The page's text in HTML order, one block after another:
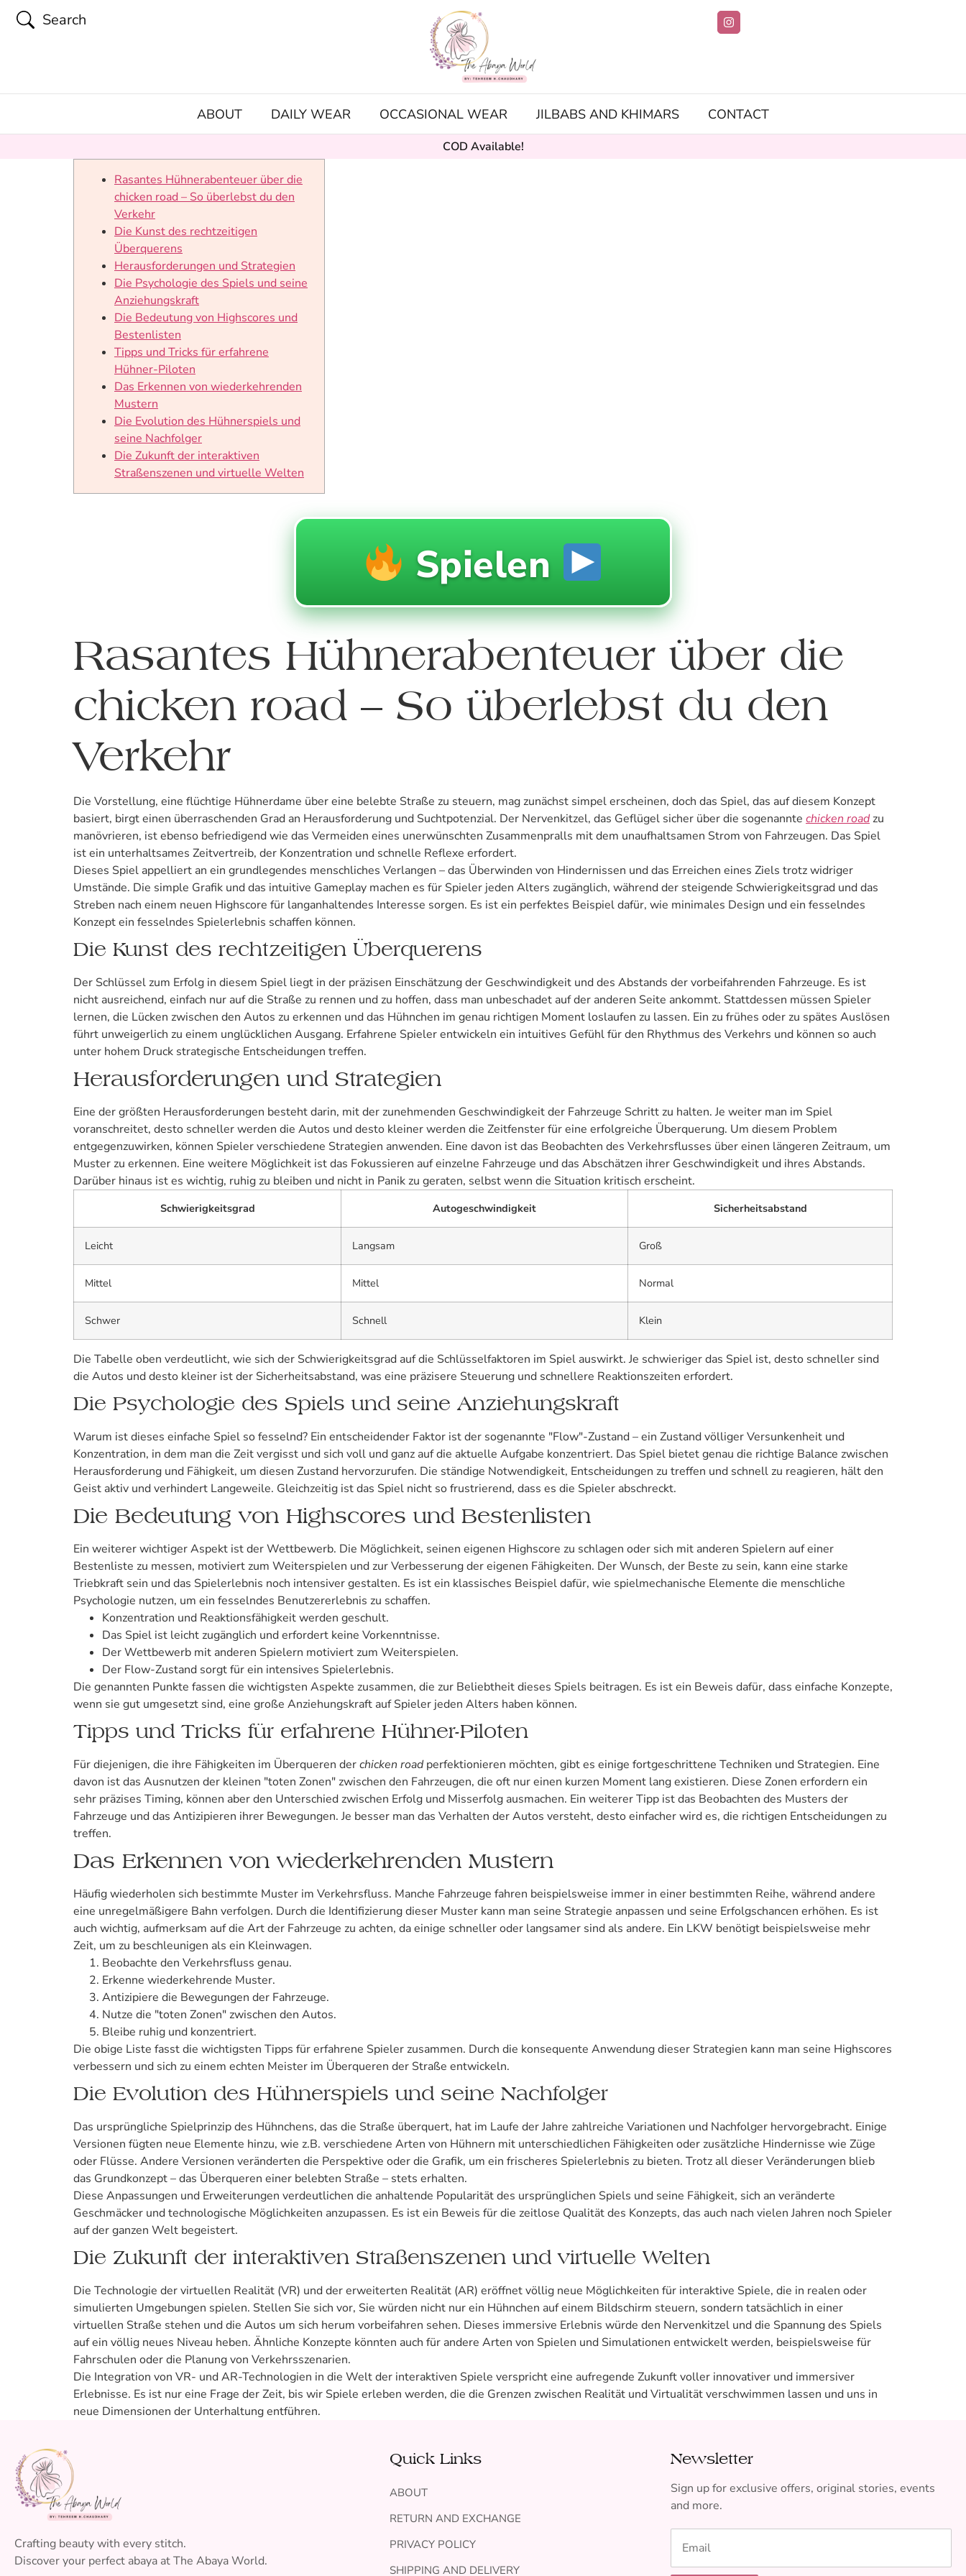
Search
ABOUT DAILY WEAR OCCASIONAL WEAR JILBABS AND KHIMARS CONTACT
COD Available!
Rasantes Hühnerabenteuer über die
chicken road – So überlebst du den
Verkehr
Die Kunst des rechtzeitigen
Überquerens
Herausforderungen und Strategien
Die Psychologie des Spiels und seine
Anziehungskraft
Die Bedeutung von Highscores und
Bestenlisten
Tipps und Tricks für erfahrene
Hühner-Piloten
Das Erkennen von wiederkehrenden
Mustern
Die Evolution des Hühnerspiels und
seine Nachfolger
Die Zukunft der interaktiven
Straßenszenen und virtuelle Welten
Spielen
Rasantes Hühnerabenteuer über die
chicken road – So überlebst du den
Verkehr
Die Vorstellung, eine flüchtige Hühnerdame über eine belebte Straße zu steuern, mag zunächst simpel erscheinen, doch das Spiel, das auf diesem Konzept
basiert, birgt einen überraschenden Grad an Herausforderung und Suchtpotenzial. Der Nervenkitzel, das Geflügel sicher über die sogenannte chicken roadzu
manövrieren, ist ebenso befriedigend wie das Vermeiden eines unerwünschten Zusammenpralls mit dem unaufhaltsamen Strom von Fahrzeugen. Das Spiel
ist ein unterhaltsames Zeitvertreib, der Konzentration und schnelle Reflexe erfordert.
Dieses Spiel appelliert an ein grundlegendes menschliches Verlangen – das Überwinden von Hindernissen und das Erreichen eines Ziels trotz widriger
Umstände. Die simple Grafik und das intuitive Gameplay machen es für Spieler jeden Alters zugänglich, während der steigende Schwierigkeitsgrad und das
Streben nach einem neuen Highscore für langanhaltendes Interesse sorgen. Es ist ein perfektes Beispiel dafür, wie minimales Design und ein fesselndes
Konzept ein fesselndes Spielerlebnis schaffen können.
Die Kunst des rechtzeitigen Überquerens
Der Schlüssel zum Erfolg in diesem Spiel liegt in der präzisen Einschätzung der Geschwindigkeit und des Abstands der vorbeifahrenden Fahrzeuge. Es ist
nicht ausreichend, einfach nur auf die Straße zu rennen und zu hoffen, dass man unbeschadet auf der anderen Seite ankommt. Stattdessen müssen Spieler
lernen, die Lücken zwischen den Autos zu erkennen und das Hühnchen im genau richtigen Moment loslaufen zu lassen. Ein zu frühes oder zu spätes Auslösen
führt unweigerlich zu einem unglücklichen Ausgang. Erfahrene Spieler entwickeln ein intuitives Gefühl für den Rhythmus des Verkehrs und können so auch
unter hohem Druck strategische Entscheidungen treffen.
Herausforderungen und Strategien
Eine der größten Herausforderungen besteht darin, mit der zunehmenden Geschwindigkeit der Fahrzeuge Schritt zu halten. Je weiter man im Spiel
voranschreitet, desto schneller werden die Autos und desto kleiner werden die Zeitfenster für eine erfolgreiche Überquerung. Um diesem Problem
entgegenzuwirken, können Spieler verschiedene Strategien anwenden. Eine davon ist das Beobachten des Verkehrsflusses über einen längeren Zeitraum, um
Muster zu erkennen. Eine weitere Möglichkeit ist das Fokussieren auf einzelne Fahrzeuge und das Abschätzen ihrer Geschwindigkeit und ihres Abstands.
Darüber hinaus ist es wichtig, ruhig zu bleiben und nicht in Panik zu geraten, selbst wenn die Situation kritisch erscheint.
Schwierigkeitsgrad Autogeschwindigkeit Sicherheitsabstand
Leicht Langsam Groß
Mittel Mittel Normal
Schwer Schnell Klein
Die Tabelle oben verdeutlicht, wie sich der Schwierigkeitsgrad auf die Schlüsselfaktoren im Spiel auswirkt. Je schwieriger das Spiel ist, desto schneller sind
die Autos und desto kleiner ist der Sicherheitsabstand, was eine präzisere Steuerung und schnellere Reaktionszeiten erfordert.
Die Psychologie des Spiels und seine Anziehungskraft
Warum ist dieses einfache Spiel so fesselnd? Ein entscheidender Faktor ist der sogenannte "Flow"-Zustand – ein Zustand völliger Versunkenheit und
Konzentration, in dem man die Zeit vergisst und sich voll und ganz auf die aktuelle Aufgabe konzentriert. Das Spiel bietet genau die richtige Balance zwischen
Herausforderung und Fähigkeit, um diesen Zustand hervorzurufen. Die ständige Notwendigkeit, Entscheidungen zu treffen und schnell zu reagieren, hält den
Geist aktiv und verhindert Langeweile. Gleichzeitig ist das Spiel nicht so frustrierend, dass es die Spieler abschreckt.
Die Bedeutung von Highscores und Bestenlisten
Ein weiterer wichtiger Aspekt ist der Wettbewerb. Die Möglichkeit, seinen eigenen Highscore zu schlagen oder sich mit anderen Spielern auf einer
Bestenliste zu messen, motiviert zum Weiterspielen und zur Verbesserung der eigenen Fähigkeiten. Der Wunsch, der Beste zu sein, kann eine starke
Triebkraft sein und das Spielerlebnis noch intensiver gestalten. Es ist ein klassisches Beispiel dafür, wie spielmechanische Elemente die menschliche
Psychologie nutzen, um ein fesselndes Benutzererlebnis zu schaffen.
Konzentration und Reaktionsfähigkeit werden geschult.
Das Spiel ist leicht zugänglich und erfordert keine Vorkenntnisse.
Der Wettbewerb mit anderen Spielern motiviert zum Weiterspielen.
Der Flow-Zustand sorgt für ein intensives Spielerlebnis.
Die genannten Punkte fassen die wichtigsten Aspekte zusammen, die zur Beliebtheit dieses Spiels beitragen. Es ist ein Beweis dafür, dass einfache Konzepte,
wenn sie gut umgesetzt sind, eine große Anziehungskraft auf Spieler jeden Alters haben können.
Tipps und Tricks für erfahrene Hühner-Piloten
Für diejenigen, die ihre Fähigkeiten im Überqueren derchicken roadperfektionieren möchten, gibt es einige fortgeschrittene Techniken und Strategien. Eine
davon ist das Ausnutzen der kleinen "toten Zonen" zwischen den Fahrzeugen, die oft nur einen kurzen Moment lang existieren. Diese Zonen erfordern ein
sehr präzises Timing, können aber den Unterschied zwischen Erfolg und Misserfolg ausmachen. Ein weiterer Tipp ist das Beobachten des Musters der
Fahrzeuge und das Antizipieren ihrer Bewegungen. Je besser man das Verhalten der Autos versteht, desto einfacher wird es, die richtigen Entscheidungen zu
treffen.
Das Erkennen von wiederkehrenden Mustern
Häufig wiederholen sich bestimmte Muster im Verkehrsfluss. Manche Fahrzeuge fahren beispielsweise immer in einer bestimmten Reihe, während andere
eine unregelmäßigere Bahn verfolgen. Durch die Identifizierung dieser Muster kann man seine Strategie anpassen und seine Erfolgschancen erhöhen. Es ist
auch wichtig, aufmerksam auf die Art der Fahrzeuge zu achten, da einige schneller oder langsamer sind als andere. Ein LKW benötigt beispielsweise mehr
Zeit, um zu beschleunigen als ein Kleinwagen.
Beobachte den Verkehrsfluss genau.
Erkenne wiederkehrende Muster.
Antizipiere die Bewegungen der Fahrzeuge.
Nutze die "toten Zonen" zwischen den Autos.
Bleibe ruhig und konzentriert.
Die obige Liste fasst die wichtigsten Tipps für erfahrene Spieler zusammen. Durch die konsequente Anwendung dieser Strategien kann man seine Highscores
verbessern und sich zu einem echten Meister im Überqueren der Straße entwickeln.
Die Evolution des Hühnerspiels und seine Nachfolger
Das ursprüngliche Spielprinzip des Hühnchens, das die Straße überquert, hat im Laufe der Jahre zahlreiche Variationen und Nachfolger hervorgebracht. Einige
Versionen fügten neue Elemente hinzu, wie z.B. verschiedene Arten von Hühnern mit unterschiedlichen Fähigkeiten oder zusätzliche Hindernisse wie Züge
oder Flüsse. Andere Versionen veränderten die Perspektive oder die Grafik, um ein frischeres Spielerlebnis zu bieten. Trotz all dieser Veränderungen blieb
das Grundkonzept – das Überqueren einer belebten Straße – stets erhalten.
Diese Anpassungen und Erweiterungen verdeutlichen die anhaltende Popularität des ursprünglichen Spiels und seine Fähigkeit, sich an veränderte
Geschmäcker und technologische Möglichkeiten anzupassen. Es ist ein Beweis für die zeitlose Qualität des Konzepts, das auch nach vielen Jahren noch Spieler
auf der ganzen Welt begeistert.
Die Zukunft der interaktiven Straßenszenen und virtuelle Welten
Die Technologie der virtuellen Realität (VR) und der erweiterten Realität (AR) eröffnet völlig neue Möglichkeiten für interaktive Spiele, die in realen oder
simulierten Umgebungen spielen. Stellen Sie sich vor, Sie würden nicht nur ein Hühnchen auf einem Bildschirm steuern, sondern tatsächlich in einer
virtuellen Straße stehen und die Autos um sich herum vorbeifahren sehen. Dieses immersive Erlebnis würde den Nervenkitzel und die Spannung des Spiels
auf ein völlig neues Niveau heben. Ähnliche Konzepte könnten auch für andere Arten von Spielen und Simulationen entwickelt werden, beispielsweise für
Fahrschulen oder die Planung von Verkehrsszenarien.
Die Integration von VR- und AR-Technologien in die Welt der interaktiven Spiele verspricht eine aufregende Zukunft voller innovativer und immersiver
Erlebnisse. Es ist nur eine Frage der Zeit, bis wir Spiele erleben werden, die die Grenzen zwischen Realität und Virtualität verschwimmen lassen und uns in
neue Dimensionen der Unterhaltung entführen.
Crafting beauty with every stitch.
Discover your perfect abaya at The Abaya World.
Quick Links
ABOUT
RETURN AND EXCHANGE
PRIVACY POLICY
SHIPPING AND DELIVERY
Newsletter
Sign up for exclusive offers, original stories, events
and more.